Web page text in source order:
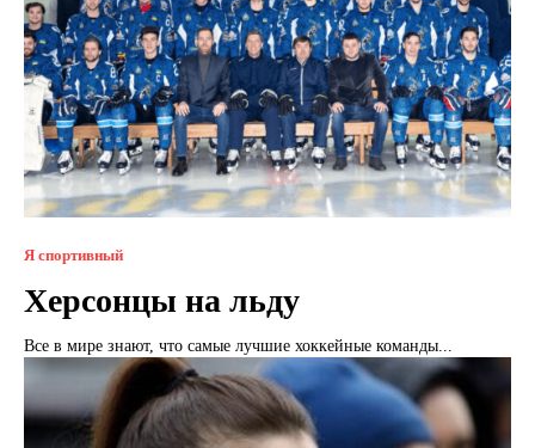
Я спортивный
Херсонцы на льду
Все в мире знают, что самые лучшие хоккейные команды...